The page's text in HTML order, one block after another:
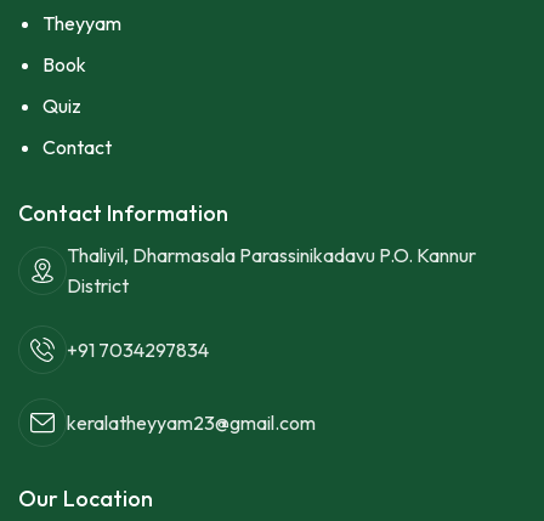
Theyyam
Book
Quiz
Contact
Contact Information
Thaliyil, Dharmasala Parassinikadavu P.O. Kannur
District
+91 7034297834
keralatheyyam23@gmail.com
Our Location